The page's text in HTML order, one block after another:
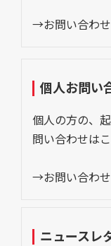
→お問い合わ
個人お問い
個人の方の、
問い合わせは
→お問い合わ
ニュースレ